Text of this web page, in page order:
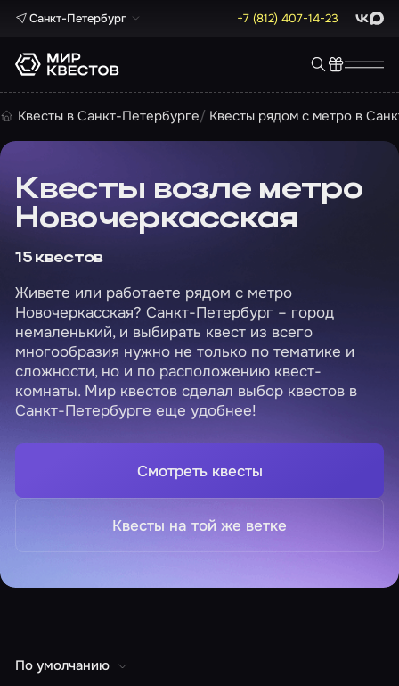
Санкт-Петербург +7 (812) 407-14-23 Max
Квесты в Санкт-Петербурге Квесты рядом с метро в
Квесты возле метро
Новочеркасская
15 квестов
Живете или работаете рядом с метро
Новочеркасская? Санкт-Петербург – город
немаленький, и выбирать квест из всего
многообразия нужно не только по тематике и
сложности, но и по расположению квест-
комнаты. Мир квестов сделал выбор квестов в
Санкт-Петербурге еще удобнее!
Смотреть квесты
Квесты на той же ветке
По умолчанию